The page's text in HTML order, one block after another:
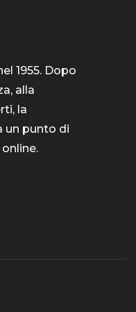
1955. Dopo
alla
la
un punto di
.